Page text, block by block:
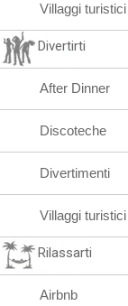
Villaggi turistici
Divertirti
After Dinner
Discoteche
Divertimenti
Villaggi turistici
Rilassarti
Airbnb